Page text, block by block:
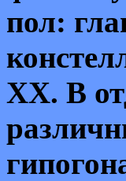
пол:
ХХ. В